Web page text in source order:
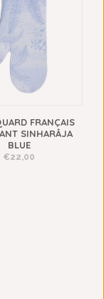
FRANÇAIS
SINHARÂJA
BLUE
€22,00